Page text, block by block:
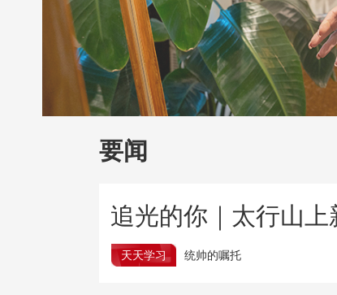
要闻
追光的你｜太行山上
天天学习 统帅的嘱托